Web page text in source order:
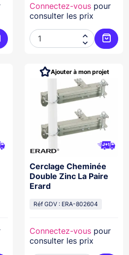
au panier
Connectez-vous pour
consulter les prix


Cerclage Cheminée
Double Zinc La Paire
Erard
Réf GDV : ERA-802604
Connectez-vous pour
consulter les prix
Ajouter à mon projet